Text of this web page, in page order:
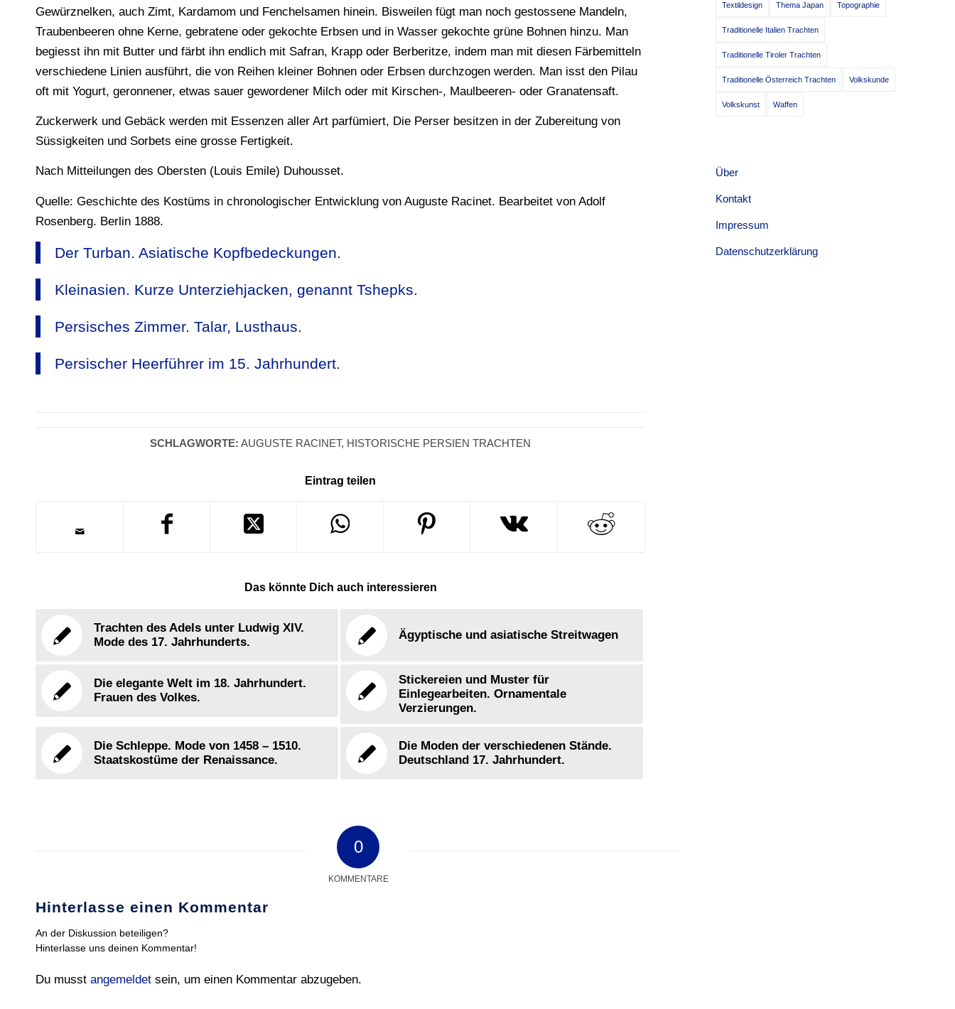
Gewürznelken, auch Zimt, Kardamom und Fenchelsamen hinein. Bisweilen fügt man noch gestossene Mandeln,
Traubenbeeren ohne Kerne, gebratene oder gekochte Erbsen und in Wasser gekochte grüne Bohnen hinzu. Man
begiesst ihn mit Butter und färbt ihn endlich mit Safran, Krapp oder Berberitze, indem man mit diesen Färbemitteln
verschiedene Linien ausführt, die von Reihen kleiner Bohnen oder Erbsen durchzogen werden. Man isst den Pilau
oft mit Yogurt, geronnener, etwas sauer gewordener Milch oder mit Kirschen-, Maulbeeren- oder Granatensaft.
Zuckerwerk und Gebäck werden mit Essenzen aller Art parfümiert, Die Perser besitzen in der Zubereitung von
Süssigkeiten und Sorbets eine grosse Fertigkeit.
Nach Mitteilungen des Obersten (Louis Emile) Duhousset.
Quelle: Geschichte des Kostüms in chronologischer Entwicklung von Auguste Racinet. Bearbeitet von Adolf
Rosenberg. Berlin 1888.
Der Turban. Asiatische Kopfbedeckungen.
Kleinasien. Kurze Unterziehjacken, genannt Tshepks.
Persisches Zimmer. Talar, Lusthaus.
Persischer Heerführer im 15. Jahrhundert.
SCHLAGWORTE: AUGUSTE RACINET, HISTORISCHE PERSIEN TRACHTEN
Eintrag teilen
Das könnte Dich auch interessieren
Trachten des Adels unter Ludwig XIV.
Mode des 17. Jahrhunderts.
Ägyptische und asiatische Streitwagen
Die elegante Welt im 18. Jahrhundert.
Frauen des Volkes.
Stickereien und Muster für
Einlegearbeiten. Ornamentale
Verzierungen.
Die Schleppe. Mode von 1458 – 1510.
Staatskostüme der Renaissance.
Die Moden der verschiedenen Stände.
Deutschland 17. Jahrhundert.
0
KOMMENTARE
Hinterlasse einen Kommentar
An der Diskussion beteiligen?
Hinterlasse uns deinen Kommentar!
Du musst angemeldet sein, um einen Kommentar abzugeben.
Textildesign Thema Japan Topographie
Traditionelle Italien Trachten
Traditionelle Tiroler Trachten
Traditionelle Österreich Trachten Volkskunde
Volkskunst Waffen
Über
Kontakt
Impressum
Datenschutzerklärung